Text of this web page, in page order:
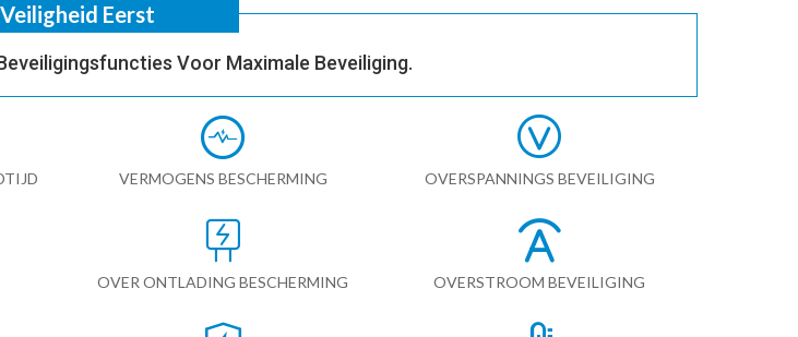
Veiligheid Eerst
Voor Maximale Beveiliging.
VERMOGENS BESCHERMING OVERSPANNINGS BEVEILIGING
OVER ONTLADING BESCHERMING OVERSTROOM BEVEILIGING